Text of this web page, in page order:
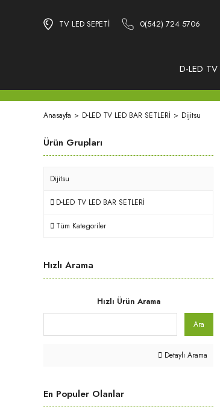
TV LED SEPETİ 0(542) 724 5706
D-LED TV
Anasayfa D-LED TV LED BAR SETLERİ Dijitsu
Ürün Grupları
Dijitsu
D-LED TV LED BAR SETLERİ
Tüm Kategoriler
Hızlı Arama
Hızlı Ürün Arama
Ara
Detaylı Arama
En Populer Olanlar